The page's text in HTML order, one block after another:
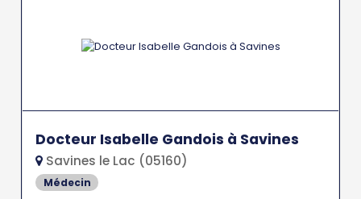
Docteur Isabelle Gandois à Savines
Savines le Lac (05160)
Médecin